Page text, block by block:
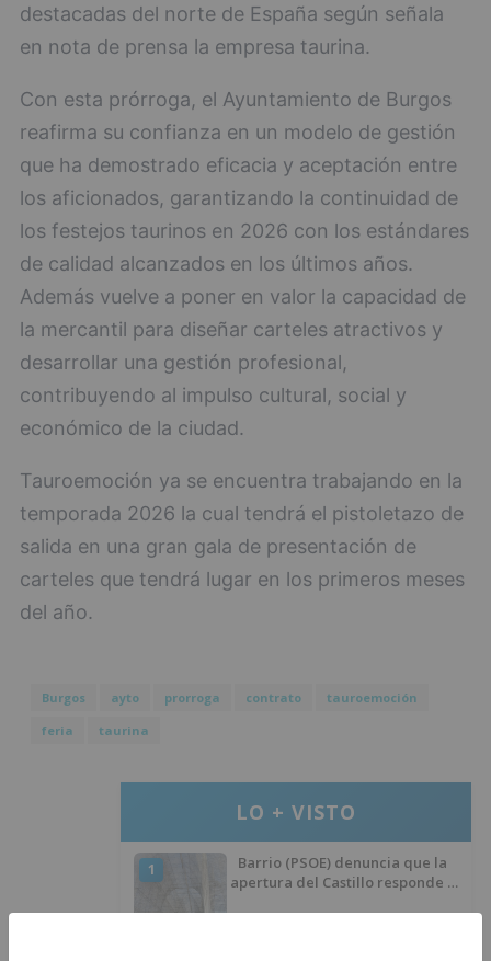
destacadas del norte de España según señala
en nota de prensa la empresa taurina.
Con esta prórroga, el Ayuntamiento de Burgos
reafirma su confianza en un modelo de gestión
que ha demostrado eficacia y aceptación entre
los aficionados, garantizando la continuidad de
los festejos taurinos en 2026 con los estándares
de calidad alcanzados en los últimos años.
Además vuelve a poner en valor la capacidad de
la mercantil para diseñar carteles atractivos y
desarrollar una gestión profesional,
contribuyendo al impulso cultural, social y
económico de la ciudad.
Tauroemoción ya se encuentra trabajando en la
temporada 2026 la cual tendrá el pistoletazo de
salida en una gran gala de presentación de
carteles que tendrá lugar en los primeros meses
del año.
Burgos ayto prorroga contrato
tauroemoción
feria
taurina
LO + VISTO
1
Barrio (PSOE) denuncia que la
apertura del Castillo responde a